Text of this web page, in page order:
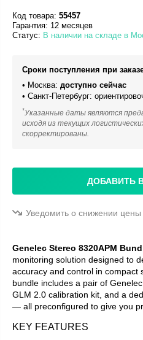
Код товара: 55457
Гарантия: 12 месяцев
Статус: В наличии на складе в
Сроки поступления при
• Москва: доступно сейчас
• Санкт-Петербург:
*Указанные даты являются
исходя из текущих
скорректированы.
ДОБАВИТЬ
Уведомить о снижении цены
Genelec Stereo 8320APM
monitoring solution designed to
accuracy and control in compact
bundle includes a pair of
GLM 2.0 calibration kit, and a
— all preconfigured to give you
KEY FEATURES